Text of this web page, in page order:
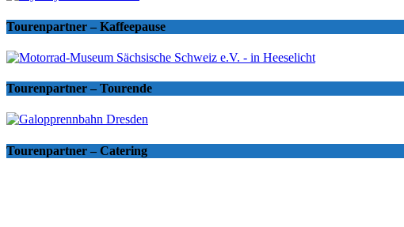
Tourenpartner – Kaffeepause
Tourenpartner – Tourende
Tourenpartner – Catering